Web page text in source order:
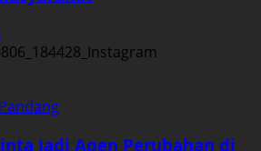
Jadi Agen Perubahan di